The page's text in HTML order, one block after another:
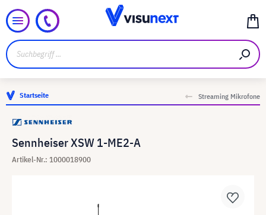
Startseite Streaming Mikrofone
Sennheiser XSW 1-ME2-A
Artikel-Nr.: 1000018900